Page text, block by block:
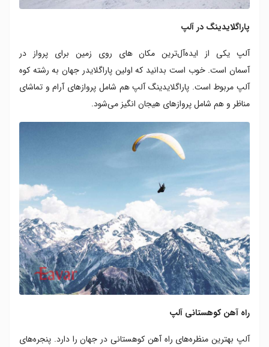
پاراگلایدینگ در آلپ
آلپ یکی از ایده‌آل‌ترین مکان های روی زمین برای پرواز در
آسمان است. خوب است بدانید که اولین پاراگلایدر جهان به رشته کوه
آلپ مربوط است. پاراگلایدینگ آلپ هم شامل پروازهای آرام و تماشای
مناظر و هم شامل پروازهای هیجان انگیز می‌شود.
راه آهن کوهستانی آلپ
آلپ بهترین منظره‌های راه آهن کوهستانی در جهان را دارد. پنجره‌های